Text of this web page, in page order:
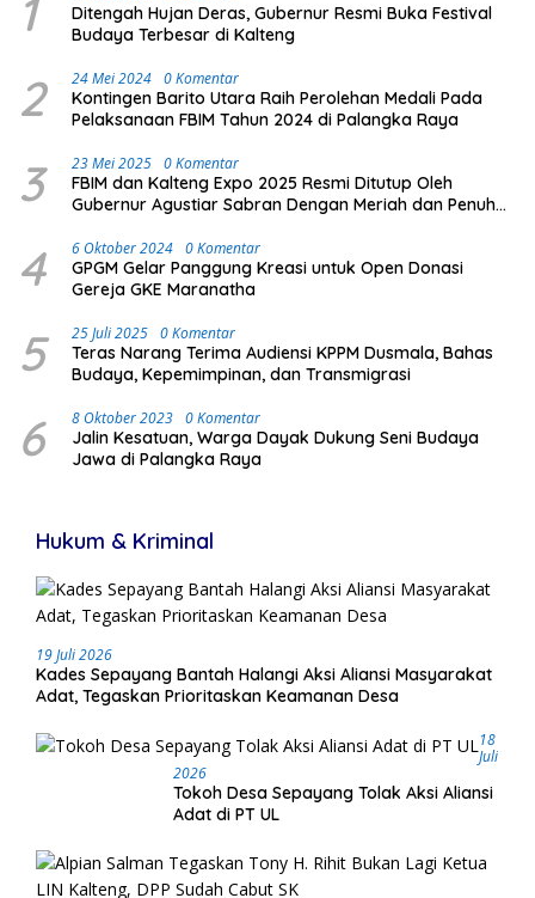
1
Ditengah Hujan Deras, Gubernur Resmi Buka Festival
Budaya Terbesar di Kalteng
2 24 Mei 2024 0 Komentar
Kontingen Barito Utara Raih Perolehan Medali Pada
Pelaksanaan FBIM Tahun 2024 di Palangka Raya
3 23 Mei 2025 0 Komentar
FBIM dan Kalteng Expo 2025 Resmi Ditutup Oleh
Gubernur Agustiar Sabran Dengan Meriah dan Penuh
4 6 Oktober 2024 0 Komentar
GPGM Gelar Panggung Kreasi untuk Open Donasi
Gereja GKE Maranatha
5 25 Juli 2025 0 Komentar
Teras Narang Terima Audiensi KPPM Dusmala, Bahas
Budaya, Kepemimpinan, dan Transmigrasi
6 8 Oktober 2023 0 Komentar
Jalin Kesatuan, Warga Dayak Dukung Seni Budaya
Jawa di Palangka Raya
Hukum & Kriminal
19 Juli 2026
Kades Sepayang Bantah Halangi Aksi Aliansi Masyarakat
Adat, Tegaskan Prioritaskan Keamanan Desa
18
Juli
2026
Tokoh Desa Sepayang Tolak Aksi Aliansi
Adat di PT UL